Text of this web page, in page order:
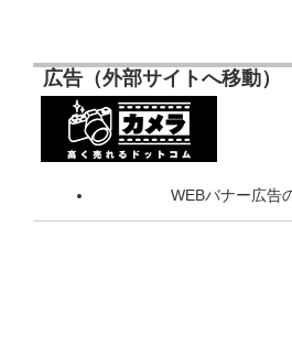
広告（外部サイトへ移動）
WEBバナー広告